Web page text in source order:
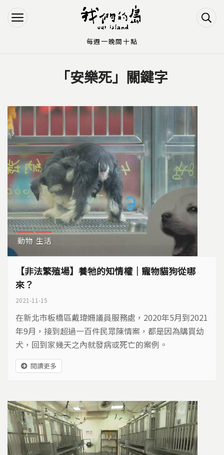
Jump to Navigation
Jump to Main content
「安樂死」關鍵字
動物 生活
【非法繁殖場】養牠的知情權｜寵物貓狗從哪
來？
2021-11-15
在新北市板橋區戴瑋姍議員服務處，2020年5月到2021
年9月，接到超過一百件民眾陳情案，都是因為購買幼
犬，回到家幾天之內就發病或死亡的案例。
閱讀更多
每週一晚間十點